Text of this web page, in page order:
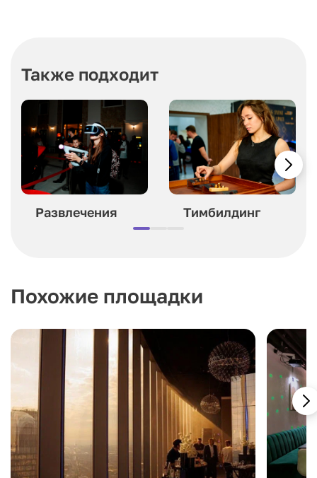
Также подходит
Развлечения Тимбилдинг
Похожие площадки